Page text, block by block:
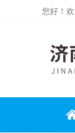
您好！